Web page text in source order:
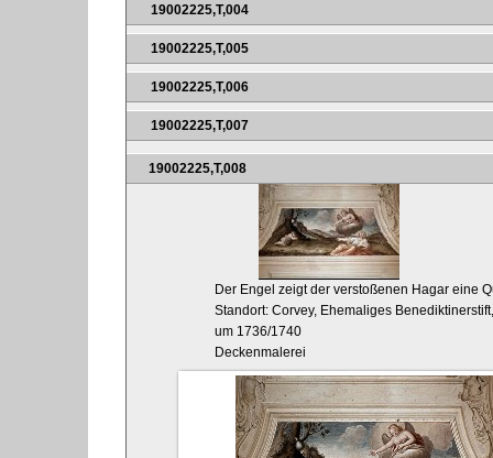
19002225,T,004
19002225,T,005
19002225,T,006
19002225,T,007
19002225,T,008
Der Engel zeigt der verstoßenen Hagar eine
Standort: Corvey, Ehemaliges
um 1736/1740
Deckenmalerei